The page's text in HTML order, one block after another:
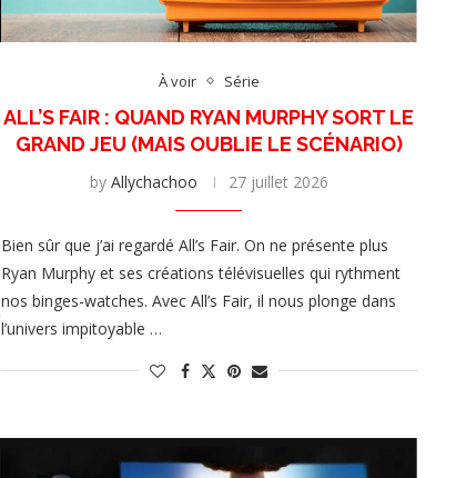
À voir Série
ALL’S FAIR : QUAND RYAN MURPHY SORT LE
GRAND JEU (MAIS OUBLIE LE SCÉNARIO)
by Allychachoo 27 juillet 2026
Bien sûr que j’ai regardé All’s Fair. On ne présente plus
Ryan Murphy et ses créations télévisuelles qui rythment
nos binges-watches. Avec All’s Fair, il nous plonge dans
l’univers impitoyable …